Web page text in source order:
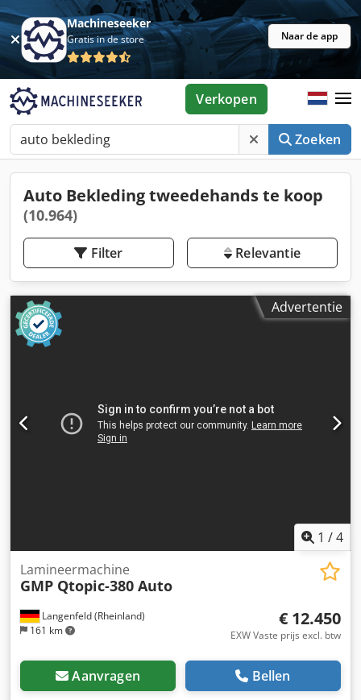
Machineseeker
Gratis in de store Naar de app
Zoeken
Verkopen
Auto Bekleding tweedehands te koop
(10.964)
Filter Relevantie
Advertentie
1 /4
Langenfeld (Rheinland)
161 km
Lamineermachine
GMP Qtopic-380 Auto
€ 12.450
EXW Vaste prijs excl. btw
Aanvragen Bellen